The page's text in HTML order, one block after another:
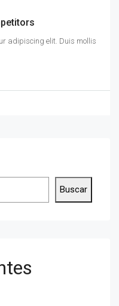
adipiscing elit. Duis mollis
Buscar